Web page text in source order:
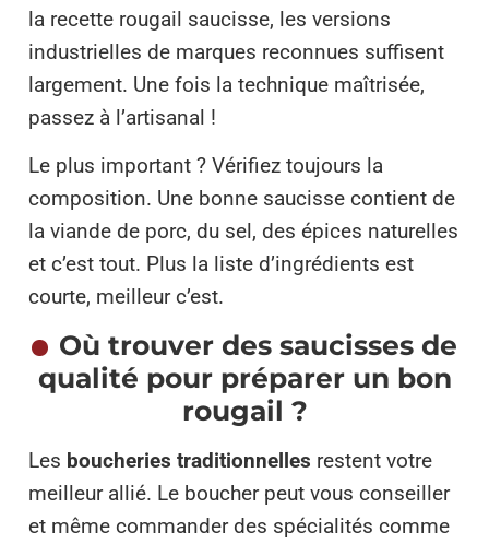
la recette rougail saucisse, les versions
industrielles de marques reconnues suffisent
largement. Une fois la technique maîtrisée,
passez à l’artisanal !
Le plus important ? Vérifiez toujours la
composition. Une bonne saucisse contient de
la viande de porc, du sel, des épices naturelles
et c’est tout. Plus la liste d’ingrédients est
courte, meilleur c’est.
Où trouver des saucisses de
qualité pour préparer un bon
rougail ?
Les boucheries traditionnelles restent votre
meilleur allié. Le boucher peut vous conseiller
et même commander des spécialités comme